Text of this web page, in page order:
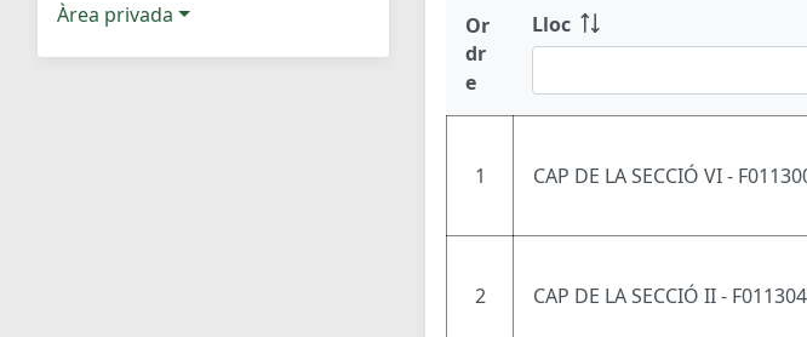
Àrea privada
Or
dr
e
Lloc
1 CAP DE LA SECCIÓ VI -
2 CAP DE LA SECCIÓ II -